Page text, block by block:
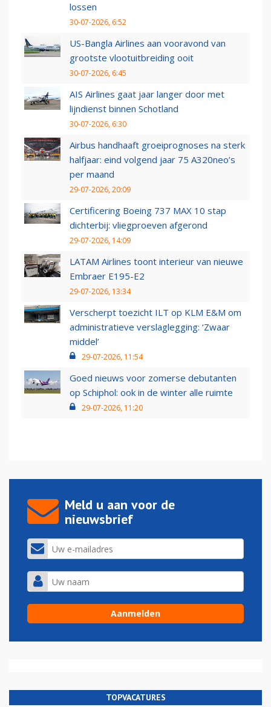
lossen
30-07-2026, 6:52
US-Bangla Airlines aan vooravond van
grootste vlootuitbreiding ooit
30-07-2026, 6:45
AIS Airlines gaat jaar langer door met
lijndienst binnen Schotland
30-07-2026, 6:30
Airbus handhaaft groeiprognoses na sterk
halfjaar: eind volgend jaar 75 A320neo’s
per maand
29-07-2026, 20:09
Certificering Boeing 737 MAX 10 stap
dichterbij: vliegproeven afgerond
29-07-2026, 14:09
LATAM Airlines toont interieur van nieuwe
Embraer E195-E2
29-07-2026, 13:34
Verscherpt toezicht ILT op KLM E&M om
administratieve verslaglegging: ‘Zwaar
middel’
29-07-2026, 11:54
Goed nieuws voor zomerse debutanten
op Schiphol: ook in de winter alle ruimte
29-07-2026, 11:20
Meld u aan voor de
nieuwsbrief
TOPVACATURES